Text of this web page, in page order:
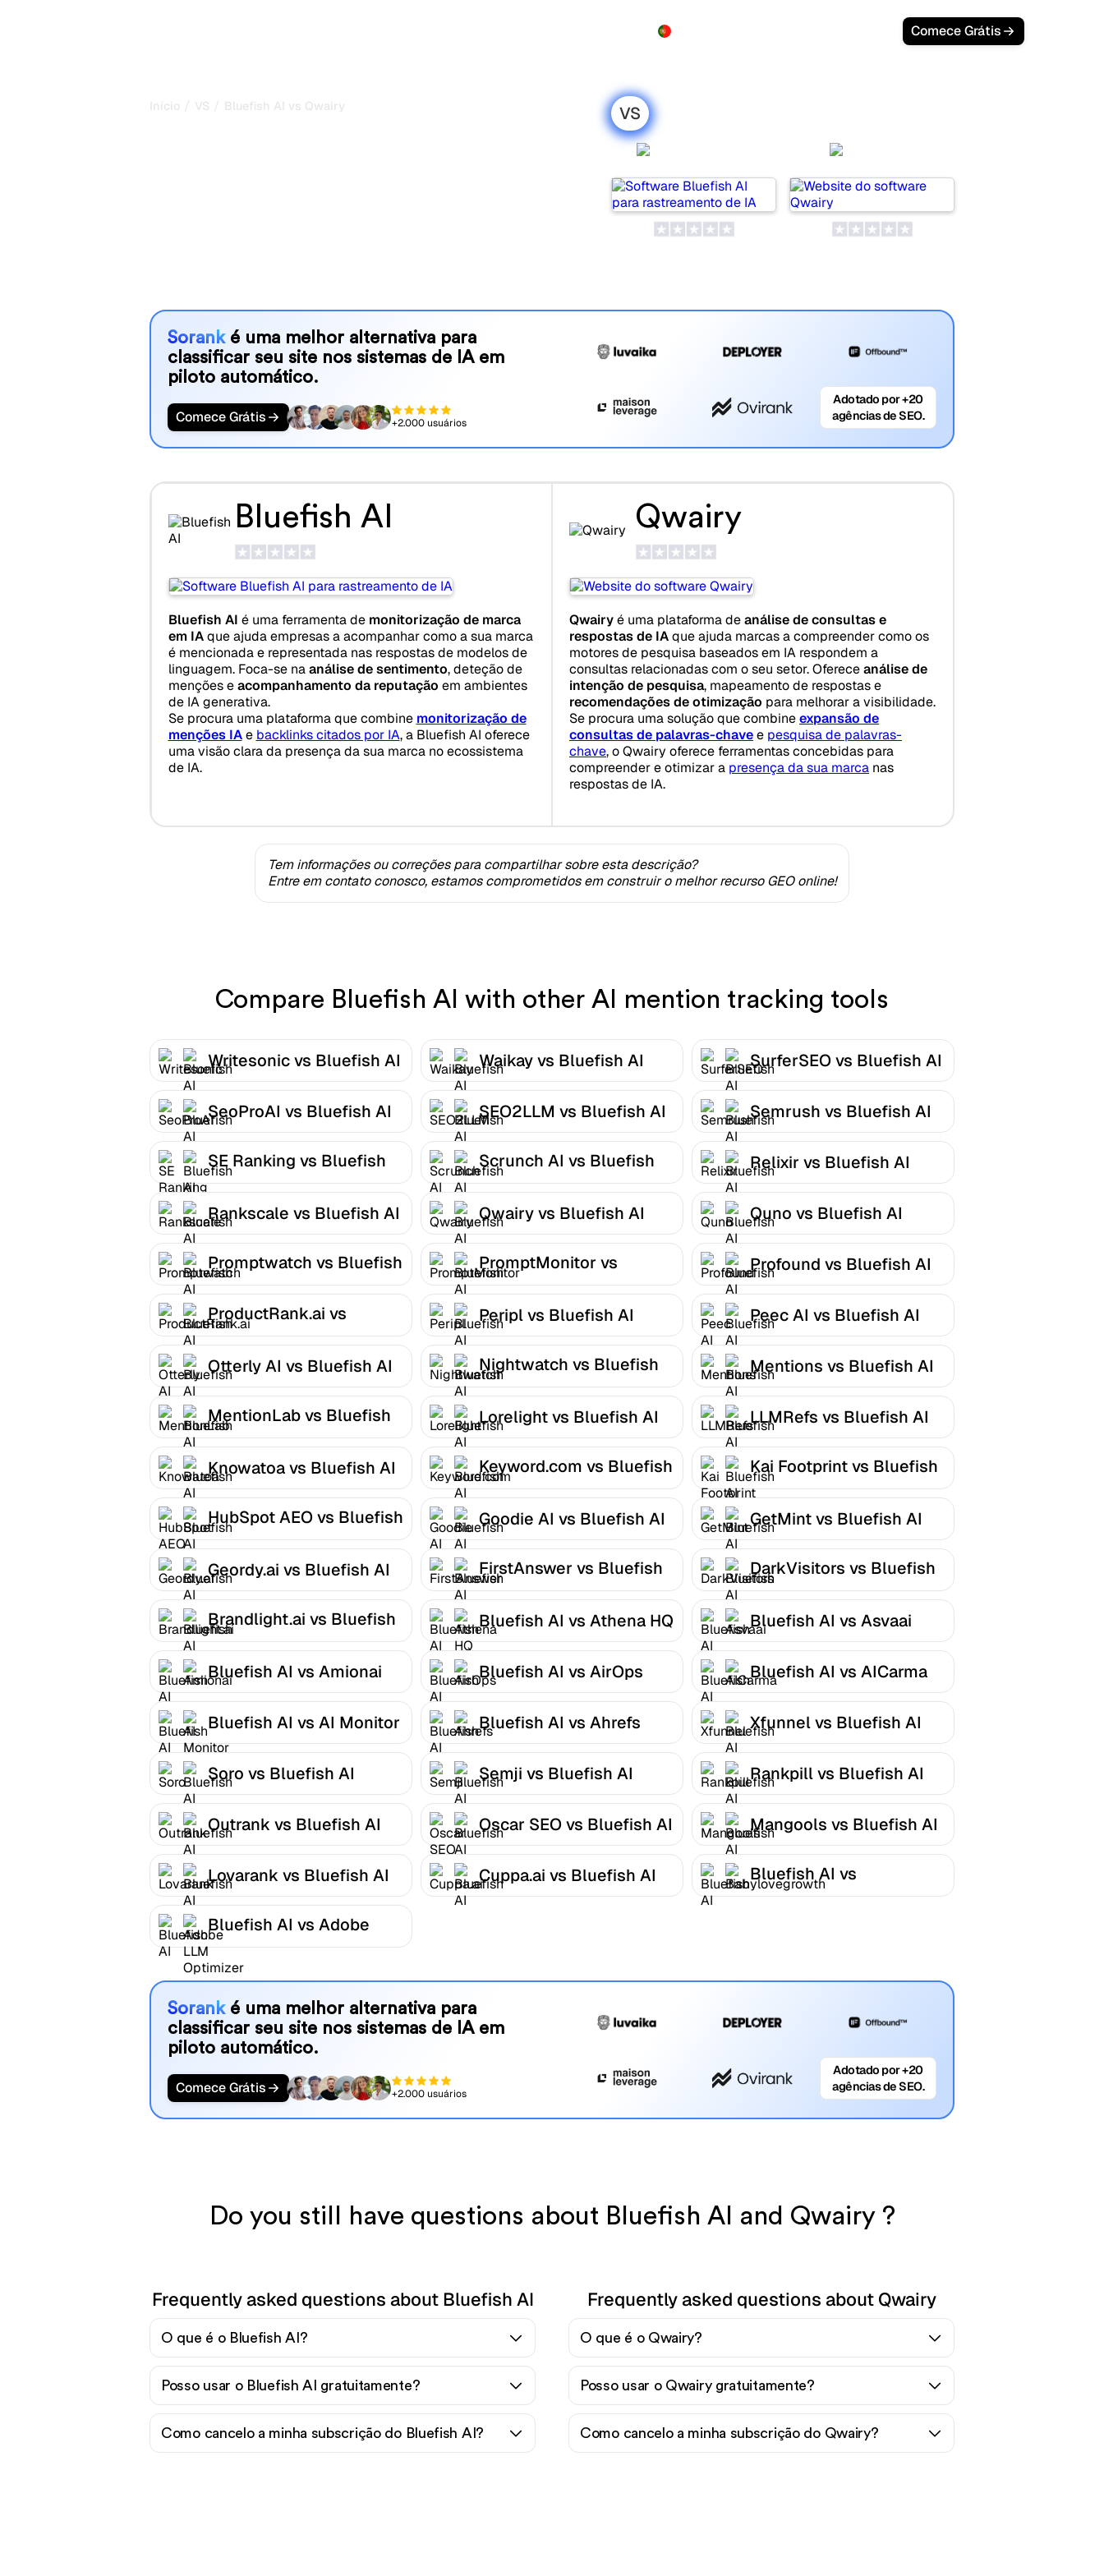
Comece Grátis
Início / VS / Bluefish AI vs Qwairy VS
Sorank é uma melhor alternativa para
classificar seu site nos sistemas de IA em
piloto automático.
Comece Grátis +2.000 usuários
Adotado por +20
agências de SEO.
Bluefish AI
Bluefish AI é uma ferramenta de monitorização de marca
em IAque ajuda empresas a acompanhar como a sua marca
é mencionada e representada nas respostas de modelos de
linguagem. Foca-se naanálise de sentimento, deteção de
menções eacompanhamento da reputação em ambientes
de IA generativa.
Se procura uma plataforma que combine monitorização de
menções IAe backlinks citados por IA, a Bluefish AI oferece
uma visão clara da presença da sua marca no ecossistema
de IA.
Qwairy
Qwairyé uma plataforma deanálise de consultas e
respostas de IAque ajuda marcas a compreender como os
motores de pesquisa baseados em IA respondem a
consultas relacionadas com o seu setor. Ofereceanálise de
intenção de pesquisa, mapeamento de respostas e
recomendações de otimização para melhorar a visibilidade.
Se procura uma solução que combineexpansão de
consultas de palavras-chavee pesquisa de palavras-
chave, o Qwairy oferece ferramentas concebidas para
compreender e otimizar a presença da sua marca nas
respostas de IA.
Tem informações ou correções para compartilhar sobre esta descrição?
Entre em contato conosco, estamos comprometidos em construir o melhor recurso GEO online!
Compare Bluefish AI with other AI mention tracking tools
Writesonic vs Bluefish AI Waikay vs Bluefish AI SurferSEO vs Bluefish AI
SeoProAI vs Bluefish AI SEO2LLM vs Bluefish AI Semrush vs Bluefish AI
SE Ranking vs Bluefish
AI
Scrunch AI vs Bluefish
AI
Relixir vs Bluefish AI
Rankscale vs Bluefish AI Qwairy vs Bluefish AI Quno vs Bluefish AI
Promptwatch vs Bluefish
AI
PromptMonitor vs
Bluefish AI
Profound vs Bluefish AI
ProductRank.ai vs
Bluefish AI
Peripl vs Bluefish AI Peec AI vs Bluefish AI
Otterly AI vs Bluefish AI
Nightwatch vs Bluefish
AI
Mentions vs Bluefish AI
MentionLab vs Bluefish
AI
Lorelight vs Bluefish AI LLMRefs vs Bluefish AI
Knowatoa vs Bluefish AI
Keyword.com vs Bluefish
AI
Kai Footprint vs Bluefish
AI
HubSpot AEO vs Bluefish
AI
Goodie AI vs Bluefish AI GetMint vs Bluefish AI
Geordy.ai vs Bluefish AI
FirstAnswer vs Bluefish
AI
DarkVisitors vs Bluefish
AI
Brandlight.ai vs Bluefish
AI
Bluefish AI vs Athena HQ Bluefish AI vs Asvaai
Bluefish AI vs Amionai Bluefish AI vs AirOps Bluefish AI vs AICarma
Bluefish AI vs AI Monitor Bluefish AI vs Ahrefs Xfunnel vs Bluefish AI
Soro vs Bluefish AI Semji vs Bluefish AI Rankpill vs Bluefish AI
Outrank vs Bluefish AI Oscar SEO vs Bluefish AI Mangools vs Bluefish AI
Lovarank vs Bluefish AI Cuppa.ai vs Bluefish AI
Bluefish AI vs
Babylovegrowth
Bluefish AI vs Adobe
LLM Optimizer
Sorank é uma melhor alternativa para
classificar seu site nos sistemas de IA em
piloto automático.
Comece Grátis +2.000 usuários
Adotado por +20
agências de SEO.
Do you still have questions about Bluefish AI and Qwairy ?
Frequently asked questions about Bluefish AI
O que é o Bluefish AI?
Posso usar o Bluefish AI gratuitamente?
Como cancelo a minha subscrição do Bluefish AI?
Frequently asked questions about Qwairy
O que é o Qwairy?
Posso usar o Qwairy gratuitamente?
Como cancelo a minha subscrição do Qwairy?